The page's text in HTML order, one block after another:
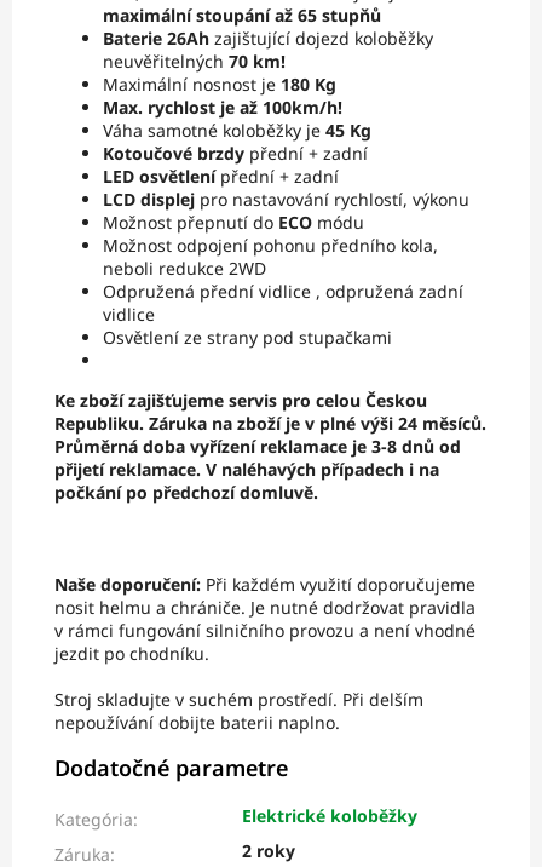
maximální stoupání až 65 stupňů
Baterie 26Ah zajištující dojezd koloběžky
neuvěřitelných 70 km!
Maximální nosnost je 180 Kg
Max. rychlost je až 100km/h!
Váha samotné koloběžky je 45 Kg
Kotoučové brzdy přední + zadní
LED osvětlenípřední + zadní
LCD displej pro nastavování rychlostí, výkonu
Možnost přepnutí do ECO módu
Možnost odpojení pohonu předního kola,
neboli redukce 2WD
Odpružená přední vidlice , odpružená zadní
vidlice
Osvětlení ze strany pod stupačkami
Ke zboží zajišťujeme servis pro celou Českou
Republiku. Záruka na zboží je v plné výši 24 měsíců.
Průměrná doba vyřízení reklamace je 3-8 dnů od
přijetí reklamace. V naléhavých případech i na
počkání po předchozí domluvě.
Naše doporučení: Při každém využití doporučujeme
nosit helmu a chrániče. Je nutné dodržovat pravidla
v rámci fungování silničního provozu a není vhodné
jezdit po chodníku.
Stroj skladujte v suchém prostředí. Při delším
nepoužívání dobijte baterii naplno.
Dodatočné parametre
Kategória:
Elektrické koloběžky
Záruka:
2 roky